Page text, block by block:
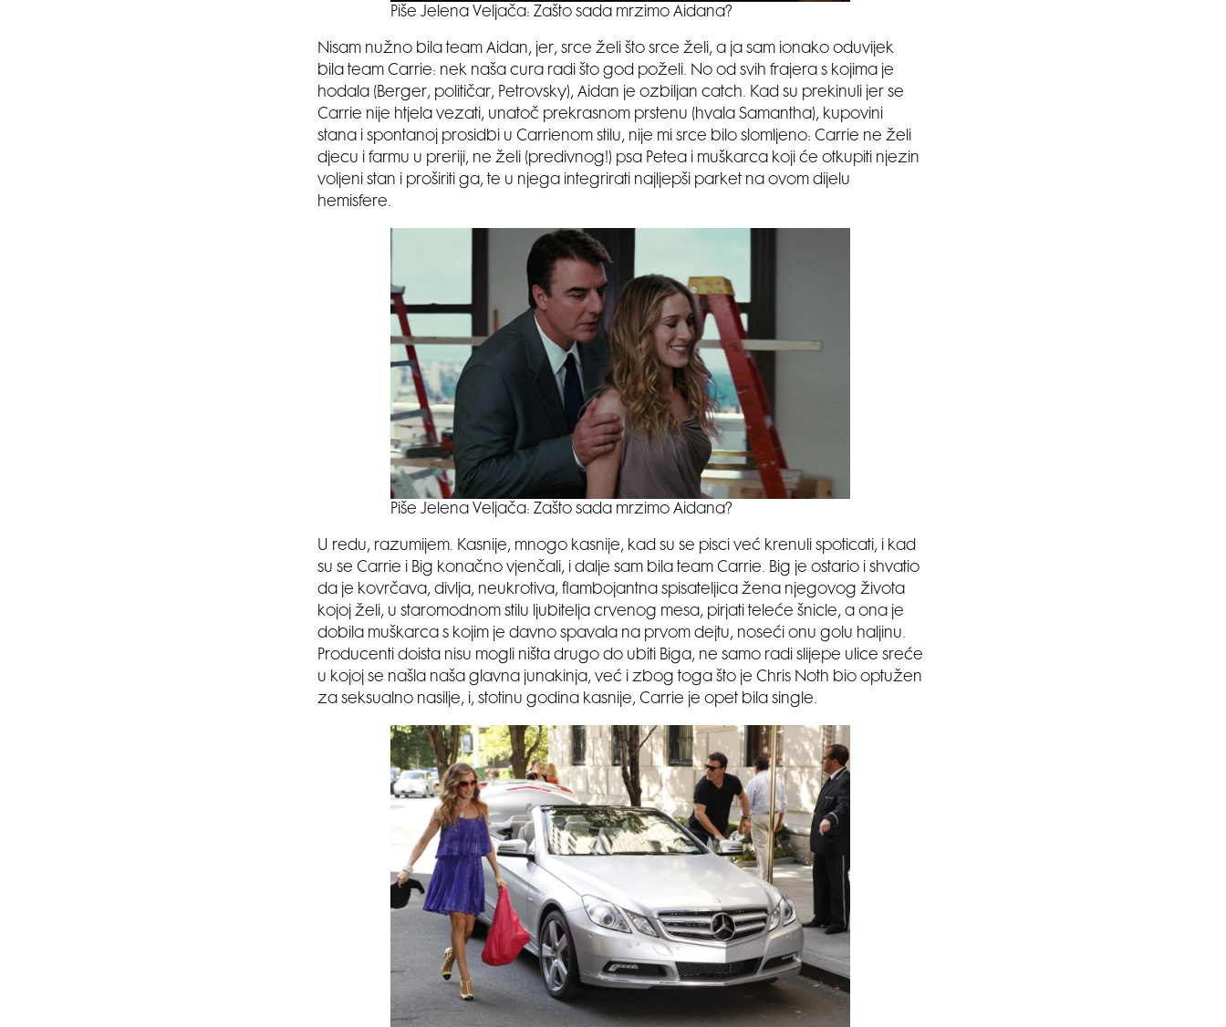
Piše Jelena Veljača: Zašto sada mrzimo Aidana?
Nisam nužno bila team Aidan, jer, srce želi što srce želi, a ja sam ionako oduvijek
bila team Carrie: nek naša cura radi što god poželi. No od svih frajera s kojima je
hodala (Berger, političar, Petrovsky), Aidan je ozbiljan catch. Kad su prekinuli jer se
Carrie nije htjela vezati, unatoč prekrasnom prstenu (hvala Samantha), kupovini
stana i spontanoj prosidbi u Carrienom stilu, nije mi srce bilo slomljeno: Carrie ne želi
djecu i farmu u preriji, ne želi (predivnog!) psa Petea i muškarca koji će otkupiti njezin
voljeni stan i proširiti ga, te u njega integrirati najljepši parket na ovom dijelu
hemisfere.
Piše Jelena Veljača: Zašto sada mrzimo Aidana?
U redu, razumijem. Kasnije, mnogo kasnije, kad su se pisci već krenuli spoticati, i kad
su se Carrie i Big konačno vjenčali, i dalje sam bila team Carrie. Big je ostario i shvatio
da je kovrčava, divlja, neukrotiva, flambojantna spisateljica žena njegovog života
kojoj želi, u staromodnom stilu ljubitelja crvenog mesa, pirjati teleće šnicle, a ona je
dobila muškarca s kojim je davno spavala na prvom dejtu, noseći onu golu haljinu.
Producenti doista nisu mogli ništa drugo do ubiti Biga, ne samo radi slijepe ulice sreće
u kojoj se našla naša glavna junakinja, već i zbog toga što je Chris Noth bio optužen
za seksualno nasilje, i, stotinu godina kasnije, Carrie je opet bila single.